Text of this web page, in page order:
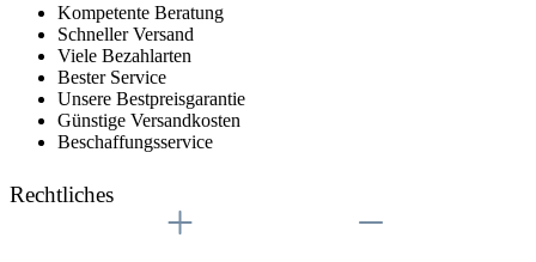
Kompetente Beratung
Schneller Versand
Viele Bezahlarten
Bester Service
Unsere Bestpreisgarantie
Günstige Versandkosten
Beschaffungsservice
Rechtliches